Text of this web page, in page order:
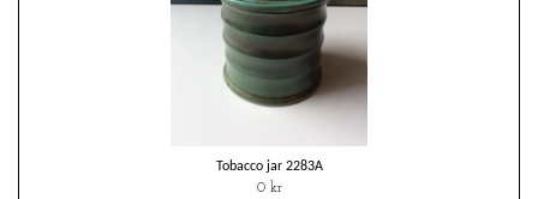
Tobacco jar 2283A
0 kr